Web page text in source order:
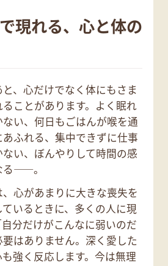
現れる、心と体の
、心だけでなく体にもさま
ことがあります。よく眠れ
い、何日もごはんが喉を通
ふれる、集中できずに仕事
い、ぼんやりして時間の感
る——。
心があまりに大きな喪失を
いるときに、多くの人に現
分だけがこんなに弱いのだ
はありません。深く愛した
強く反応します。今は無理